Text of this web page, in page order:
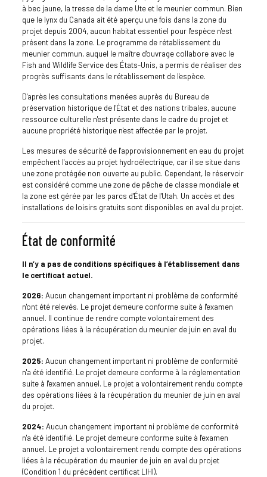
à bec jaune, la tresse de la dame Ute et le meunier commun. Bien
que le lynx du Canada ait été aperçu une fois dans la zone du
projet depuis 2004, aucun habitat essentiel pour l'espèce n'est
présent dans la zone. Le programme de rétablissement du
meunier commun, auquel le maître d'ouvrage collabore avec le
Fish and Wildlife Service des États-Unis, a permis de réaliser des
progrès suffisants dans le rétablissement de l'espèce.
D'après les consultations menées auprès du Bureau de
préservation historique de l'État et des nations tribales, aucune
ressource culturelle n'est présente dans le cadre du projet et
aucune propriété historique n'est affectée par le projet.
Les mesures de sécurité de l'approvisionnement en eau du projet
empêchent l'accès au projet hydroélectrique, car il se situe dans
une zone protégée non ouverte au public. Cependant, le réservoir
est considéré comme une zone de pêche de classe mondiale et
la zone est gérée par les parcs d'État de l'Utah. Un accès et des
installations de loisirs gratuits sont disponibles en aval du projet.
État de conformité
Il n’y a pas de conditions spécifiques à l’établissement dans
le certificat actuel.
2026: Aucun changement important ni problème de conformité
n'ont été relevés. Le projet demeure conforme suite à l'examen
annuel. Il continue de rendre compte volontairement des
opérations liées à la récupération du meunier de juin en aval du
projet.
2025: Aucun changement important ni problème de conformité
n'a été identifié. Le projet demeure conforme à la réglementation
suite à l'examen annuel. Le projet a volontairement rendu compte
des opérations liées à la récupération du meunier de juin en aval
du projet.
2024: Aucun changement important ni problème de conformité
n'a été identifié. Le projet demeure conforme suite à l'examen
annuel. Le projet a volontairement rendu compte des opérations
liées à la récupération du meunier de juin en aval du projet
(Condition 1 du précédent certificat LIHI).